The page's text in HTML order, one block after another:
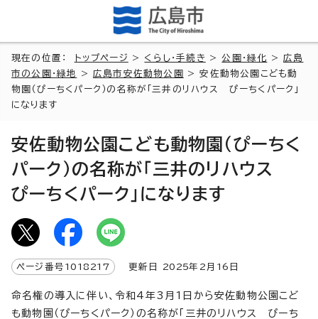
現在の位置： トップページ > くらし・手続き >公園・緑化 >広島
市の公園・緑地
>広島市安佐動物公園
> 安佐動物公園こども動
物園（ぴーちくパーク）の名称が「三井のリハウス ぴーちくパーク」
になります
安佐動物公園こども動物園（ぴーちく
パーク）の名称が「三井のリハウス
ぴーちくパーク」になります
ページ番号 1018217 更新日 2025年2月 16 日
命名権の導入に伴い、令和4年3月1日から安佐動物公園こど
も動物園（ぴーちくパーク）の名称が「三井のリハウス ぴーち